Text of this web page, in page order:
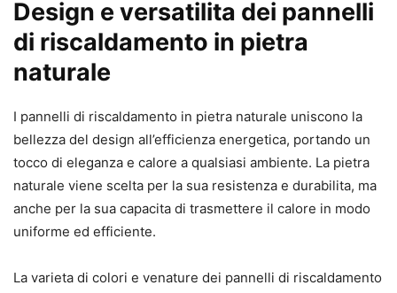
Design e versatilita dei pannelli
di riscaldamento in pietra
naturale
I pannelli di riscaldamento in pietra naturale uniscono la
bellezza del design all’efficienza energetica, portando un
tocco di eleganza e calore a qualsiasi ambiente. La pietra
naturale viene scelta per la sua resistenza e durabilita, ma
anche per la sua capacita di trasmettere il calore in modo
uniforme ed efficiente.
La varieta di colori e venature dei pannelli di riscaldamento